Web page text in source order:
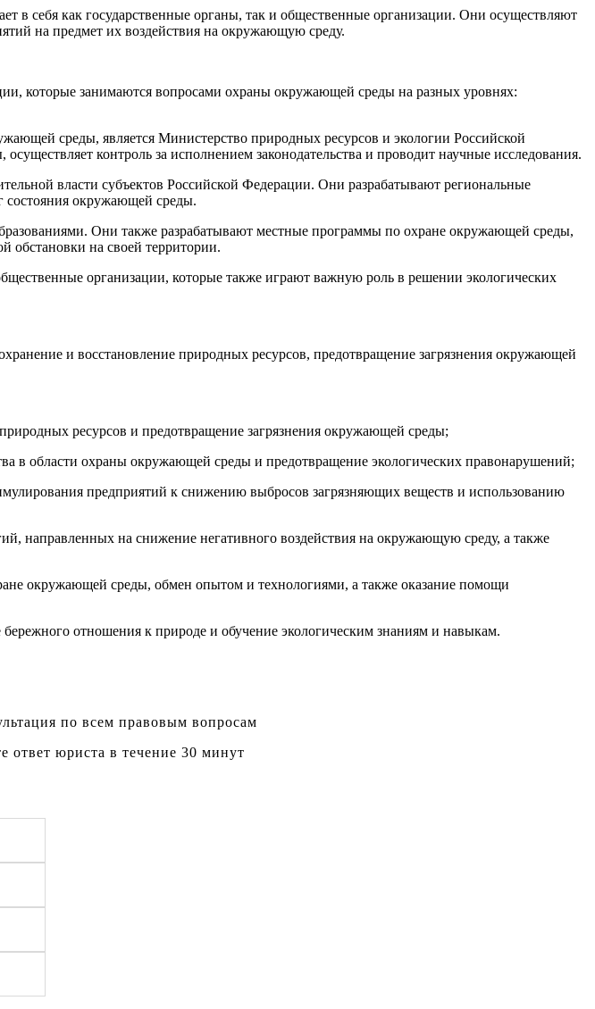
в себя как государственные органы, так и общественные организации. Они осуществляют
на предмет их воздействия на окружающую среду.
которые занимаются вопросами охраны окружающей среды на разных уровнях:
среды, является Министерство природных ресурсов и экологии Российской
контроль за исполнением законодательства и проводит научные исследования.
власти субъектов Российской Федерации. Они разрабатывают региональные
окружающей среды.
Они также разрабатывают местные программы по охране окружающей среды,
обстановки на своей территории.
организации, которые также играют важную роль в решении экологических
и восстановление природных ресурсов, предотвращение загрязнения окружающей
ресурсов и предотвращение загрязнения окружающей среды;
в области охраны окружающей среды и предотвращение экологических правонарушений;
предприятий к снижению выбросов загрязняющих веществ и использованию
направленных на снижение негативного воздействия на окружающую среду, а также
окружающей среды, обмен опытом и технологиями, а также оказание помощи
отношения к природе и обучение экологическим знаниям и навыкам.
по всем правовым вопросам
ответ юриста в течение 30 минут